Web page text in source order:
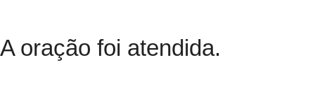
A oração foi atendida.